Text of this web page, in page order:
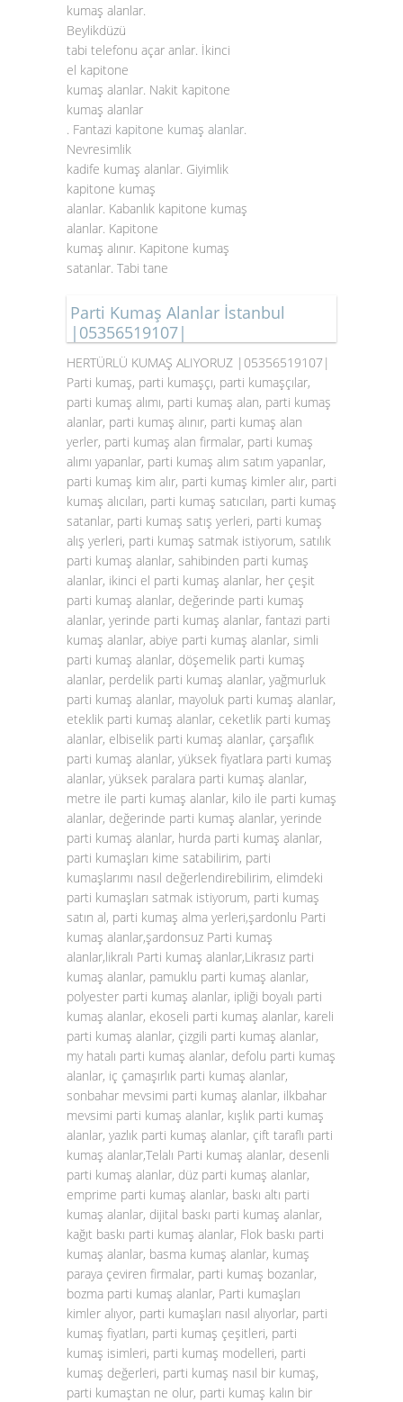
kumaş alanlar.
Beylikdüzü
tabi telefonu açar anlar. İkinci
el kapitone
kumaş alanlar. Nakit kapitone
kumaş alanlar
. Fantazi kapitone kumaş alanlar.
Nevresimlik
kadife kumaş alanlar. Giyimlik
kapitone kumaş
alanlar. Kabanlık kapitone kumaş
alanlar. Kapitone
kumaş alınır. Kapitone kumaş
satanlar. Tabi tane
Parti Kumaş Alanlar İstanbul
|05356519107|
HERTÜRLÜ KUMAŞ ALIYORUZ |05356519107|
Parti kumaş, parti kumaşçı, parti kumaşçılar,
parti kumaş alımı, parti kumaş alan, parti kumaş
alanlar, parti kumaş alınır, parti kumaş alan
yerler, parti kumaş alan firmalar, parti kumaş
alımı yapanlar, parti kumaş alım satım yapanlar,
parti kumaş kim alır, parti kumaş kimler alır, parti
kumaş alıcıları, parti kumaş satıcıları, parti kumaş
satanlar, parti kumaş satış yerleri, parti kumaş
alış yerleri, parti kumaş satmak istiyorum, satılık
parti kumaş alanlar, sahibinden parti kumaş
alanlar, ikinci el parti kumaş alanlar, her çeşit
parti kumaş alanlar, değerinde parti kumaş
alanlar, yerinde parti kumaş alanlar, fantazi parti
kumaş alanlar, abiye parti kumaş alanlar, simli
parti kumaş alanlar, döşemelik parti kumaş
alanlar, perdelik parti kumaş alanlar, yağmurluk
parti kumaş alanlar, mayoluk parti kumaş alanlar,
eteklik parti kumaş alanlar, ceketlik parti kumaş
alanlar, elbiselik parti kumaş alanlar, çarşaflık
parti kumaş alanlar, yüksek fiyatlara parti kumaş
alanlar, yüksek paralara parti kumaş alanlar,
metre ile parti kumaş alanlar, kilo ile parti kumaş
alanlar, değerinde parti kumaş alanlar, yerinde
parti kumaş alanlar, hurda parti kumaş alanlar,
parti kumaşları kime satabilirim, parti
kumaşlarımı nasıl değerlendirebilirim, elimdeki
parti kumaşları satmak istiyorum, parti kumaş
satın al, parti kumaş alma yerleri,şardonlu Parti
kumaş alanlar,şardonsuz Parti kumaş
alanlar,likralı Parti kumaş alanlar,Likrasız parti
kumaş alanlar, pamuklu parti kumaş alanlar,
polyester parti kumaş alanlar, ipliği boyalı parti
kumaş alanlar, ekoseli parti kumaş alanlar, kareli
parti kumaş alanlar, çizgili parti kumaş alanlar,
my hatalı parti kumaş alanlar, defolu parti kumaş
alanlar, iç çamaşırlık parti kumaş alanlar,
sonbahar mevsimi parti kumaş alanlar, ilkbahar
mevsimi parti kumaş alanlar, kışlık parti kumaş
alanlar, yazlık parti kumaş alanlar, çift taraflı parti
kumaş alanlar,Telalı Parti kumaş alanlar, desenli
parti kumaş alanlar, düz parti kumaş alanlar,
emprime parti kumaş alanlar, baskı altı parti
kumaş alanlar, dijital baskı parti kumaş alanlar,
kağıt baskı parti kumaş alanlar, Flok baskı parti
kumaş alanlar, basma kumaş alanlar, kumaş
paraya çeviren firmalar, parti kumaş bozanlar,
bozma parti kumaş alanlar, Parti kumaşları
kimler alıyor, parti kumaşları nasıl alıyorlar, parti
kumaş fiyatları, parti kumaş çeşitleri, parti
kumaş isimleri, parti kumaş modelleri, parti
kumaş değerleri, parti kumaş nasıl bir kumaş,
parti kumaştan ne olur, parti kumaş kalın bir